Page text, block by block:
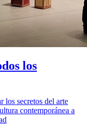
los
los secretos del arte
contemporánea a